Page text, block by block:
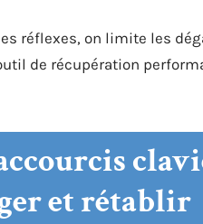
réflexes, on limite les
de récupération
et rétablir